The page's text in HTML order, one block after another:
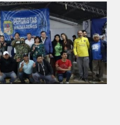
peronistas de
el ...